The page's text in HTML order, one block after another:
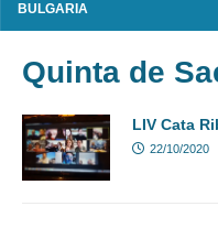
BULGARIA
Quinta de
LIV Cata
22/10/2020